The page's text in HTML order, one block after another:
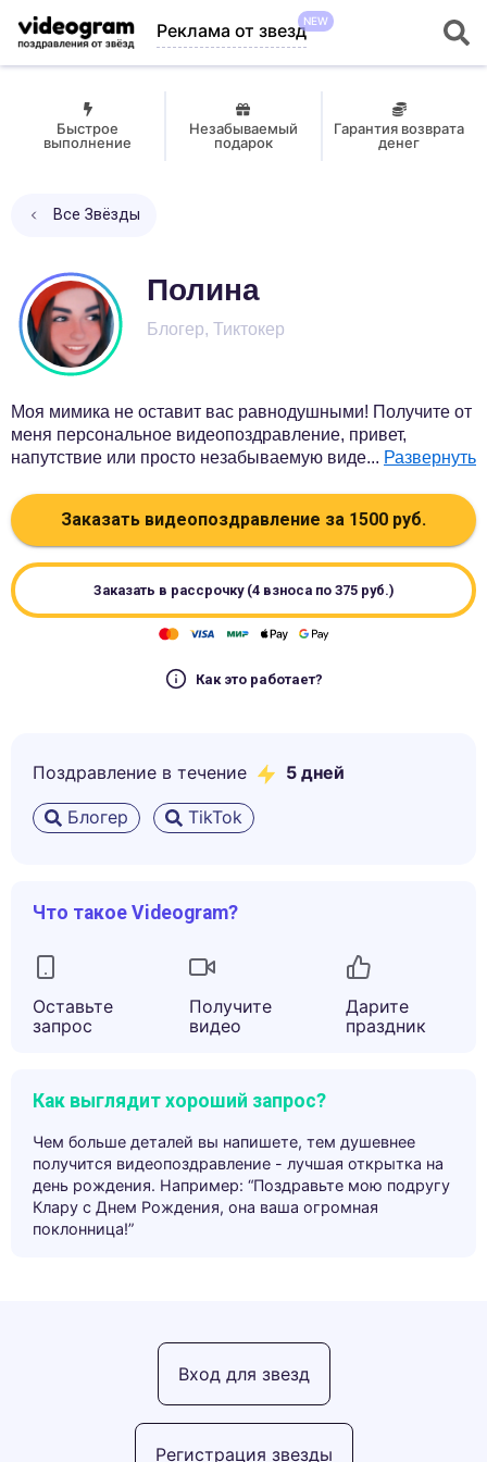
Реклама от звездNEW
Быстрое
выполнение
Незабываемый
подарок
Гарантия возврата
денег
Все Звёзды
Полина
Блогер, Тиктокер
Моя мимика не оставит вас равнодушными! Получите от
меня персональное видеопоздравление, привет,
напутствие или просто незабываемую виде... Развернуть
Заказать видеопоздравление за 1500 руб.
Заказать в рассрочку (4 взноса по 375руб.)
Как это работает?
Поздравление в течение 5 дней
Блогер TikTok
Что такое Videogram?
Оставьте
запрос
Получите
видео
Дарите
праздник
Как выглядит хороший запрос?
Чем больше деталей вы напишете, тем душевнее
получится видеопоздравление - лучшая открытка на
день рождения. Например: “Поздравьте мою подругу
Клару с Днем Рождения, она ваша огромная
поклонница!”
Регистрация звезды
Вход для звезд